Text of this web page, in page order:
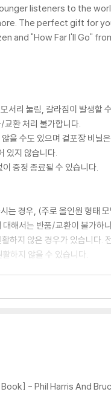
listeners to the
The perfect gift for
and "How Far I'll Go"
서리 눌림, 갈라짐이 발생할
환 처리 불가합니다.
을 수도 있으며 겉포장 비닐
있지 않습니다.
증정 종료될 수 있습니다.
는 경우, (주로 올인원 형태
해서는 반품/교환이 불가하
하지 않은 경우가 있습니다.
하지 않을 수 있습니다.
스크 표면이 미세하게 울렁
에도 최대한 일관되게 유지
면 해결됩니다.
면이 깨끗하지 않은 경우
- Phil Harris And